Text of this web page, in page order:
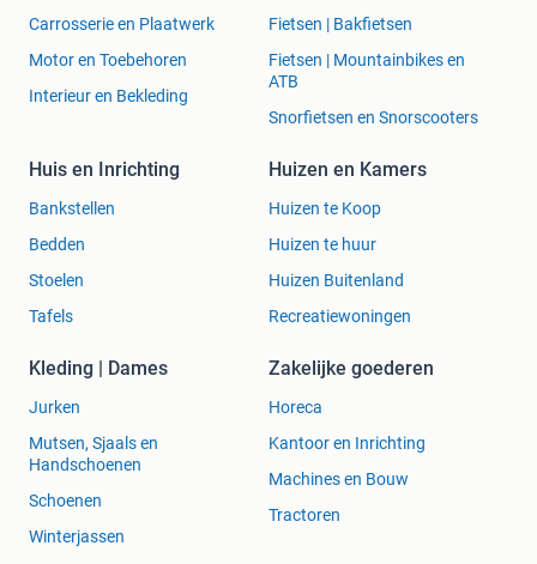
Carrosserie en Plaatwerk
Motor en Toebehoren
Interieur en Bekleding
Fietsen | Bakfietsen
Fietsen | Mountainbikes en
ATB
Snorfietsen en Snorscooters
Huis en Inrichting
Bankstellen
Bedden
Stoelen
Tafels
Huizen en Kamers
Huizen te Koop
Huizen te huur
Huizen Buitenland
Recreatiewoningen
Kleding | Dames
Jurken
Mutsen, Sjaals en
Handschoenen
Schoenen
Winterjassen
Zakelijke goederen
Horeca
Kantoor en Inrichting
Machines en Bouw
Tractoren